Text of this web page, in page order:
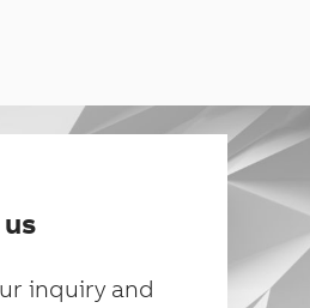
inquiry and